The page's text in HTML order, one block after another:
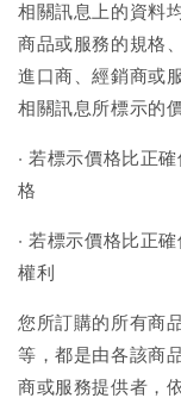
相關訊息上的資料
商品或服務的規格
進口商、經銷商或
相關訊息所標示的
‧ 若標示價格比正
格
‧ 若標示價格比正
權利
您所訂購的所有商
等，都是由各該商
商或服務提供者，